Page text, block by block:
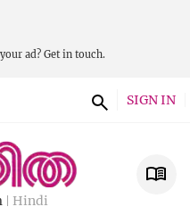
ad? Get in touch.
SIGN IN
Hindi